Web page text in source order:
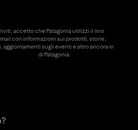
accetto che Patagonia utilizzi il mio
con informazioni sui prodotti, storie,
sugli eventi e altro ancora in
di Patagonia.